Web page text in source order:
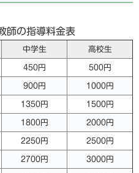
師の指導料金表
中学生 高校生
450円 500円
900円 1000円
1350円 1500円
1800円 2000円
2250円 2500円
2700円 3000円